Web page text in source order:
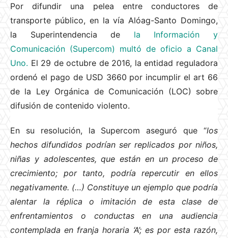
Por difundir una pelea entre conductores de
transporte público, en la vía Alóag-Santo Domingo,
la Superintendencia de la Información y
Comunicación (Supercom) multó de oficio a Canal
Uno. El 29 de octubre de 2016, la entidad reguladora
ordenó el pago de USD 3660 por incumplir el art 66
de la Ley Orgánica de Comunicación (LOC) sobre
difusión de contenido violento.
En su resolución, la Supercom aseguró que “los
hechos difundidos podrían ser replicados por niños,
niñas y adolescentes, que están en un proceso de
crecimiento; por tanto, podría repercutir en ellos
negativamente. (…) Constituye un ejemplo que podría
alentar la réplica o imitación de esta clase de
enfrentamientos o conductas en una audiencia
contemplada en franja horaria ‘A’; es por esta razón,